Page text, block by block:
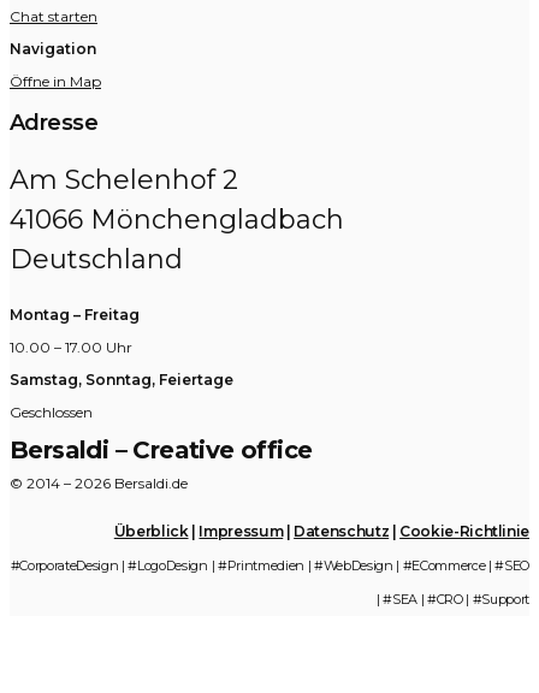
Chat starten
Navigation
Öffne in Map
Adresse
Am Schelenhof 2
41066 Mönchengladbach
Deutschland
Montag – Freitag
10.00 – 17.00 Uhr
Samstag, Sonntag, Feiertage
Geschlossen
Bersaldi – Creative office
© 2014 – 2026 Bersaldi.de
Überblick Impressum| Datenschutz Cookie-Richtlinie
#CorporateDesign | #LogoDesign | #Printmedien | #WebDesign | #ECommerce | #SEO
| #SEA | #CRO | #Support